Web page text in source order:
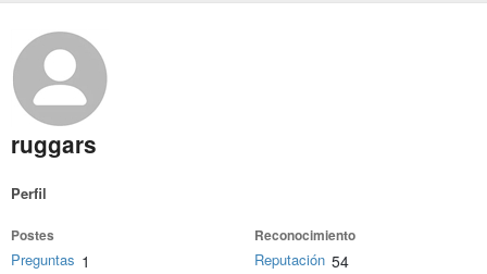
ruggars
Perfil
Postes
Preguntas 1
Reconocimiento
Reputación 54